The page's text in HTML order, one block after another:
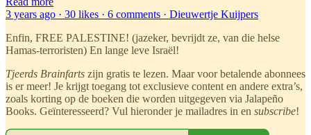
3 years ago · 30 likes · 6 comments · Dieuwertje Kuijpers
Enfin, FREE PALESTINE! (jazeker, bevrijdt ze, van die helse
Hamas-terroristen) En lange leve Israël!
Tjeerds Brainfarts zijn gratis te lezen. Maar voor betalende abonnees
is er meer! Je krijgt toegang tot exclusieve content en andere extra’s,
zoals korting op de boeken die worden uitgegeven via Jalapeño
Books. Geïnteresseerd? Vul hieronder je mailadres in en subscribe!